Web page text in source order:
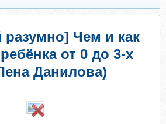
разумно] Чем и как
от 0 до 3-х
Данилова)